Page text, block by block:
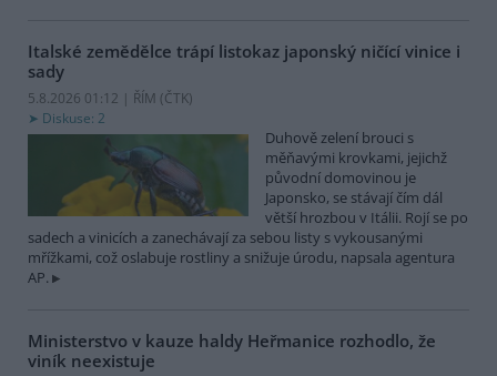
Italské zemědělce trápí listokaz japonský ničící vinice i
sady
5.8.2026 01:12 | ŘÍM (ČTK)
Diskuse: 2
Duhově zelení brouci s
měňavými krovkami, jejichž
původní domovinou je
Japonsko, se stávají čím dál
větší hrozbou v Itálii. Rojí se po
sadech a vinicích a zanechávají za sebou listy s vykousanými
mřížkami, což oslabuje rostliny a snižuje úrodu, napsala agentura
AP.
Ministerstvo v kauze haldy Heřmanice rozhodlo, že
viník neexistuje